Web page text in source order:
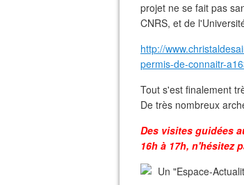
projet ne se fait pas
CNRS, et de
http://
permis-de-connaitr-
Tout s'est finalement
De très nombreux
Des visites guidées
16h à 17h, n'hésitez